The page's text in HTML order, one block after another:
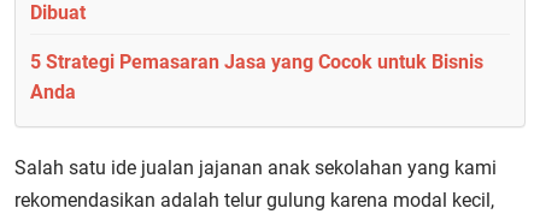
Dibuat
5 Strategi Pemasaran Jasa yang Cocok untuk Bisnis
Anda
Salah satu ide jualan jajanan anak sekolahan yang kami
rekomendasikan adalah telur gulung karena modal kecil,